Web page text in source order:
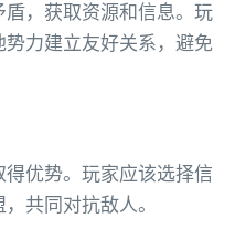
，获取资源和信息。玩
力建立友好关系，避免
优势。玩家应该选择信
共同对抗敌人。